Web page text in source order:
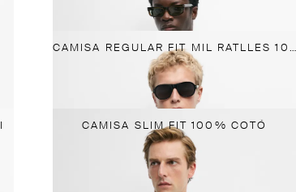
CAMISA REGULAR FIT MIL RATLLES 100% LLI
CAMISA SLIM FIT 100% COTÓ